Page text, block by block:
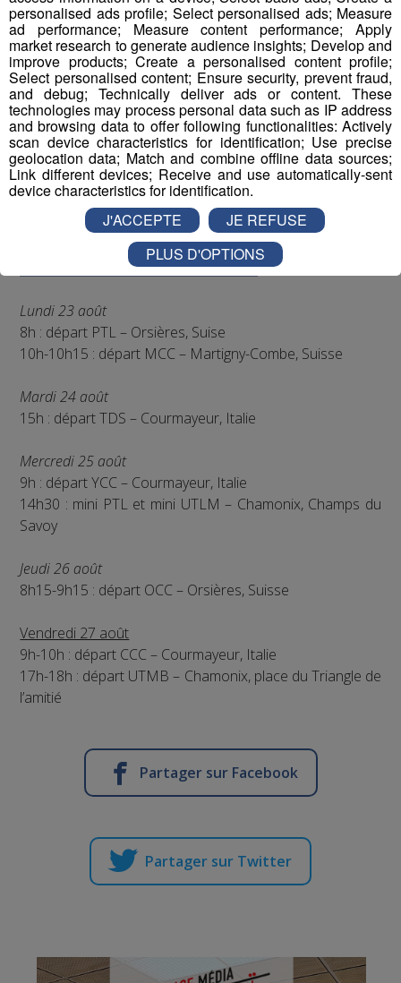
Isabelle Viseux-Poletti nous présente les athlètes
présents au départ de l’Ultra Trail.
Pas de Kilian Jornet, non plus, qui a décidé il y a quelques
années de ne plus s’aligner sur les très grandes
Programme de cet UTMB 2021
Lundi 23 août
8h : départ PTL – Orsières, Suise
10h-10h15 : départ MCC – Martigny-Combe, Suisse
Mardi 24 août
15h : départ TDS – Courmayeur, Italie
Mercredi 25 août
9h : départ YCC – Courmayeur, Italie
14h30 : mini PTL et mini UTLM – Chamonix, Champs du
Savoy
Jeudi 26 août
8h15-9h15 : départ OCC – Orsières, Suisse
Vendredi 27 août
9h-10h : départ CCC – Courmayeur, Italie
17h-18h : départ UTMB – Chamonix, place du Triangle de
l’amitié
Partager sur Facebook
Partager sur Twitter
personalised ads profile; Select personalised ads; Measure
ad performance; Measure content performance; Apply
market research to generate audience insights; Develop and
improve products; Create a personalised content profile;
Select personalised content; Ensure security, prevent fraud,
and debug; Technically deliver ads or content. These
technologies may process personal data such as IP address
and browsing data to offer following functionalities: Actively
scan device characteristics for identification; Use precise
geolocation data; Match and combine offline data sources;
Link different devices; Receive and use automatically-sent
device characteristics for identification.
J'ACCEPTE
JE REFUSE
PLUS D'OPTIONS